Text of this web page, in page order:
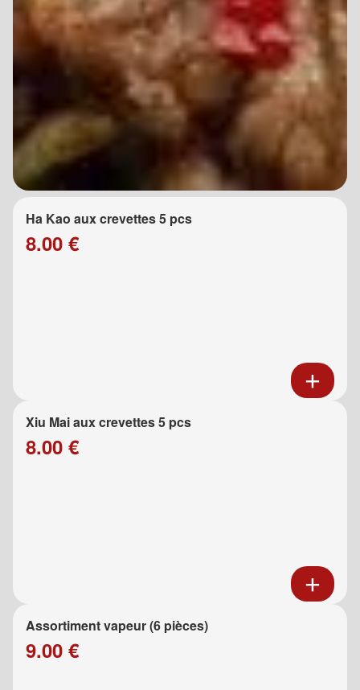
Ha Kao aux crevettes 5 pcs
8.00 €
Xiu Mai aux crevettes 5 pcs
8.00 €
Assortiment vapeur (6 pièces)
9.00 €